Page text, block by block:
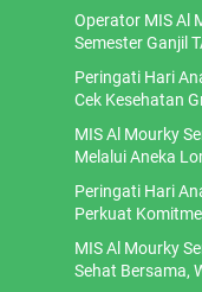
Operator MIS Al
Semester Ganjil
Peringati Hari
Cek Kesehatan
MIS Al Mourky
Melalui Aneka
Peringati Hari
Perkuat
MIS Al Mourky
Sehat Bersama,